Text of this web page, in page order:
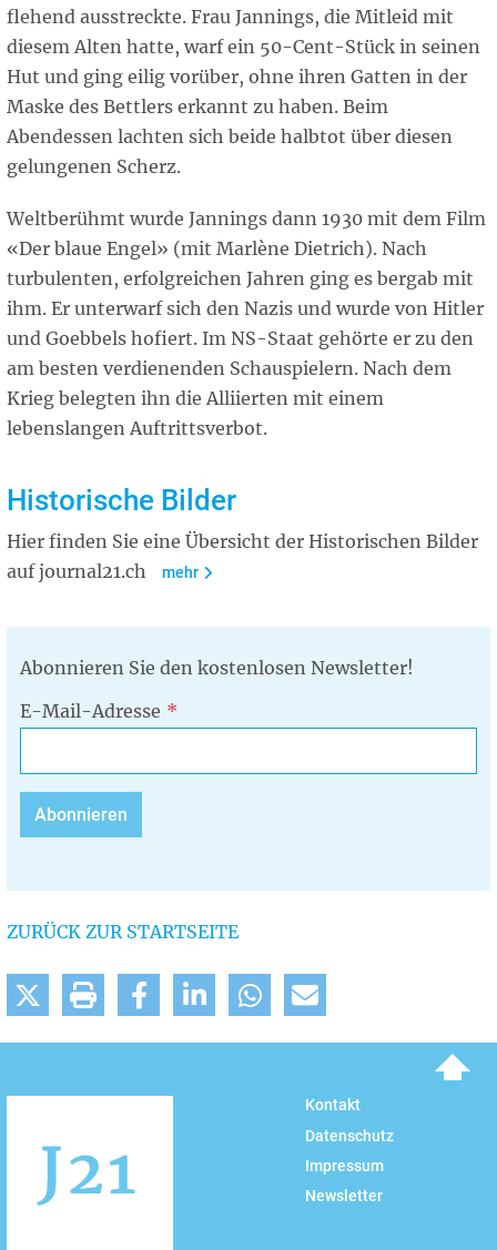
flehend ausstreckte. Frau Jannings, die Mitleid mit
diesem Alten hatte, warf ein 50-Cent-Stück in seinen
Hut und ging eilig vorüber, ohne ihren Gatten in der
Maske des Bettlers erkannt zu haben. Beim
Abendessen lachten sich beide halbtot über diesen
gelungenen Scherz.
Weltberühmt wurde Jannings dann 1930 mit dem Film
«Der blaue Engel» (mit Marlène Dietrich). Nach
turbulenten, erfolgreichen Jahren ging es bergab mit
ihm. Er unterwarf sich den Nazis und wurde von Hitler
und Goebbels hofiert. Im NS-Staat gehörte er zu den
am besten verdienenden Schauspielern. Nach dem
Krieg belegten ihn die Alliierten mit einem
lebenslangen Auftrittsverbot.
Historische Bilder
Hier finden Sie eine Übersicht der Historischen Bilder
auf journal21.ch
mehr
Abonnieren Sie den kostenlosen Newsletter!
E-Mail-Adresse
ZURÜCK ZUR STARTSEITE
Kontakt
Datenschutz
Impressum
Newsletter